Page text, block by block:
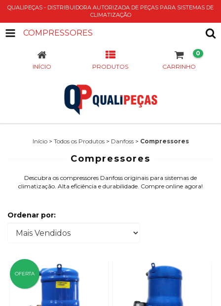
QUALIPEÇAS - DISTRIBUIDORA AUTORIZADA DE PEÇAS PARA SISTEMAS DE
CLIMATIZAÇÃO
COMPRESSORES
INÍCIO PRODUTOS CARRINHO
0
Início > Todos os Produtos > Danfoss > Compressores
Compressores
Descubra os compressores Danfoss originais para sistemas de
climatização. Alta eficiência e durabilidade. Compre online agora!
Ordenar por:
OFERTA